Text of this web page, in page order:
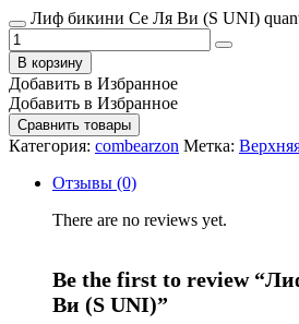
Лиф бикини Се Ля Ви (S UNI)
В корзину
Добавить в Избранное
Добавить в Избранное
Сравнить товары
Категория: combearzon Метка:
Отзывы (0)
There are no reviews yet.
Be the first to review
Ви (S UNI)”